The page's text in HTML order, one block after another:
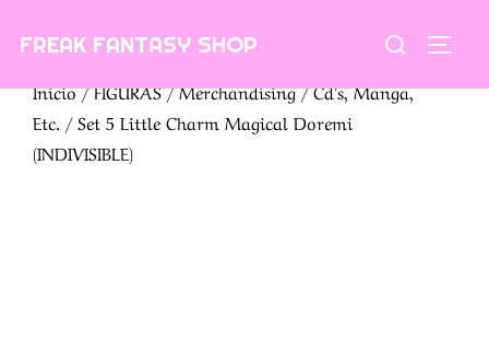
FREAK FANTASY SHOP Buscar:
Inicio/FIGURAS/Merchandising/Cd's, Manga,
Etc. / Set 5 Little Charm Magical Doremi
(INDIVISIBLE)